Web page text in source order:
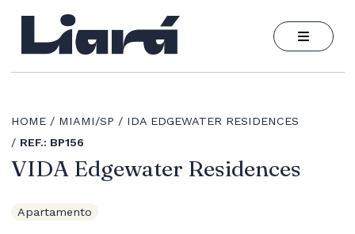
HOME MIAMI/SP
IDA EDGEWATER RESIDENCES
REF.: BP156
VIDA Edgewater Residences
Apartamento